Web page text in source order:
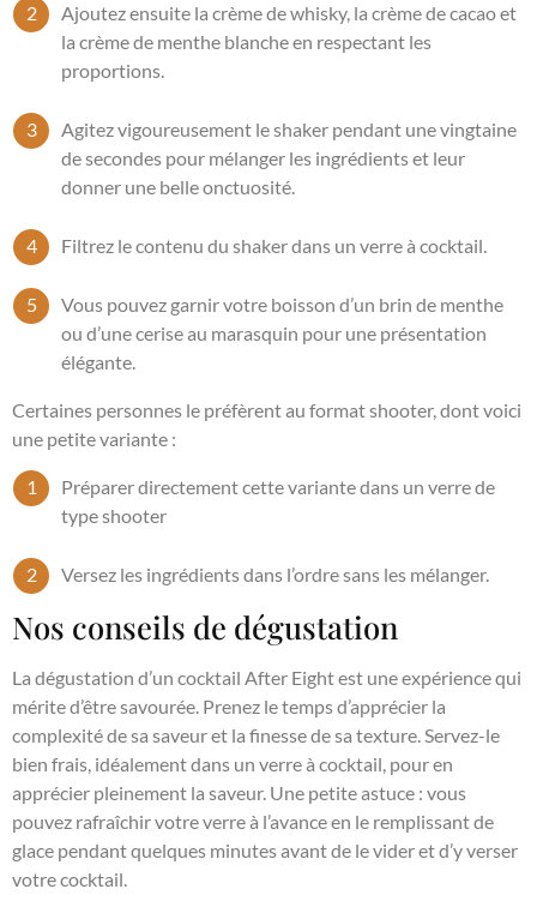
Ajoutez ensuite la crème de whisky, la crème de cacao et
la crème de menthe blanche en respectant les
proportions.
Agitez vigoureusement le shaker pendant une vingtaine
de secondes pour mélanger les ingrédients et leur
donner une belle onctuosité.
Filtrez le contenu du shaker dans un verre à cocktail.
Vous pouvez garnir votre boisson d’un brin de menthe
ou d’une cerise au marasquin pour une présentation
élégante.
Certaines personnes le préfèrent au format shooter, dont voici
une petite variante :
Préparer directement cette variante dans un verre de
type shooter
Versez les ingrédients dans l’ordre sans les mélanger.
Nos conseils de dégustation
La dégustation d’un cocktail After Eight est une expérience qui
mérite d’être savourée. Prenez le temps d’apprécier la
complexité de sa saveur et la finesse de sa texture. Servez-le
bien frais, idéalement dans un verre à cocktail, pour en
apprécier pleinement la saveur. Une petite astuce : vous
pouvez rafraîchir votre verre à l’avance en le remplissant de
glace pendant quelques minutes avant de le vider et d’y verser
votre cocktail.